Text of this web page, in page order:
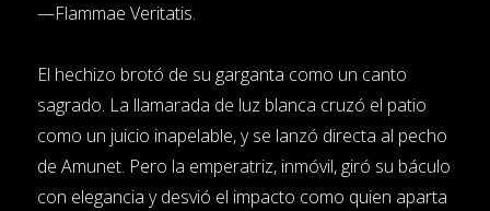
—Flammae Veritatis.
El hechizo brotó de su garganta como un canto
sagrado. La llamarada de luz blanca cruzó el patio
como un juicio inapelable, y se lanzó directa al pecho
de Amunet. Pero la emperatriz, inmóvil, giró su báculo
con elegancia y desvió el impacto como quien aparta